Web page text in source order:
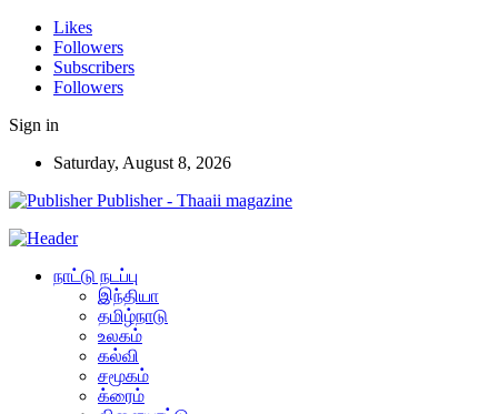
Likes
Followers
Subscribers
Followers
Sign in
Saturday, August 8, 2026
Publisher - Thaaii magazine
நாட்டு நடப்பு
இந்தியா
தமிழ்நாடு
உலகம்
கல்வி
சமூகம்
க்ரைம்